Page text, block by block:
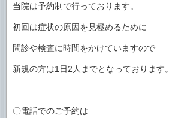
当院は予約制で行っております。
初回は症状の原因を見極めるために
問診や検査に時間をかけていますので
新規の方は1日2人までとなっております。
〇電話でのご予約は